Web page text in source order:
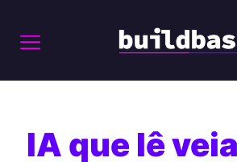
IA que lê